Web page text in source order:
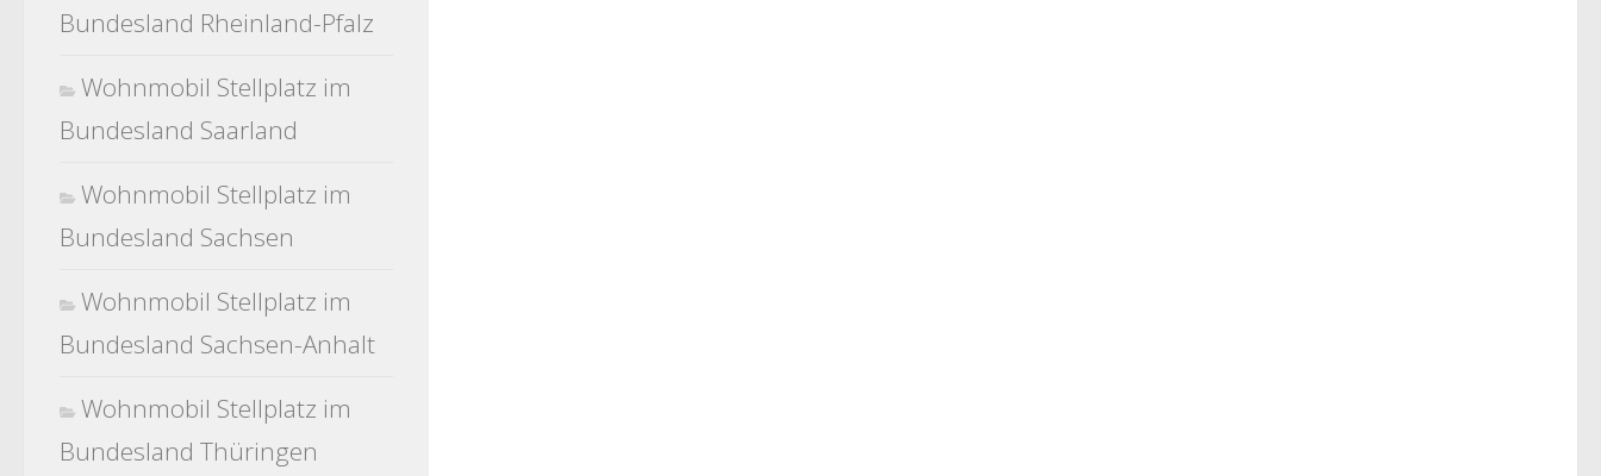
Bundesland Rheinland-Pfalz
Wohnmobil Stellplatz im
Bundesland Saarland
Wohnmobil Stellplatz im
Bundesland Sachsen
Wohnmobil Stellplatz im
Bundesland Sachsen-Anhalt
Wohnmobil Stellplatz im
Bundesland Thüringen